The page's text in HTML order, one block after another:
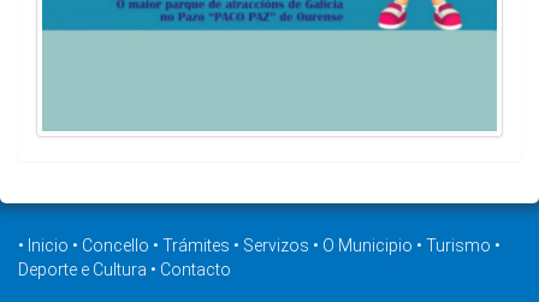
• Inicio • Concello • Trámites • Servizos • O Municipio • Turismo •
Deporte e Cultura • Contacto